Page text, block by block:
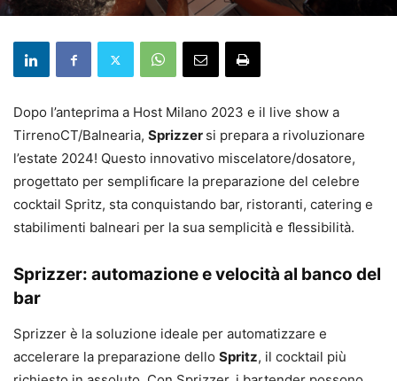
Dopo l’anteprima a Host Milano 2023 e il live show a
TirrenoCT/Balnearia, Sprizzer si prepara a rivoluzionare
l’estate 2024! Questo innovativo miscelatore/dosatore,
progettato per sempliﬁcare la preparazione del celebre
cocktail Spritz, sta conquistando bar, ristoranti, catering e
stabilimenti balneari per la sua semplicità e ﬂessibilità.
Sprizzer: automazione e velocità al banco del
bar
Sprizzer è la soluzione ideale per automatizzare e
accelerare la preparazione dello Spritz, il cocktail più